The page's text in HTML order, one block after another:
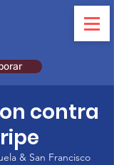
contra
& San Francisco